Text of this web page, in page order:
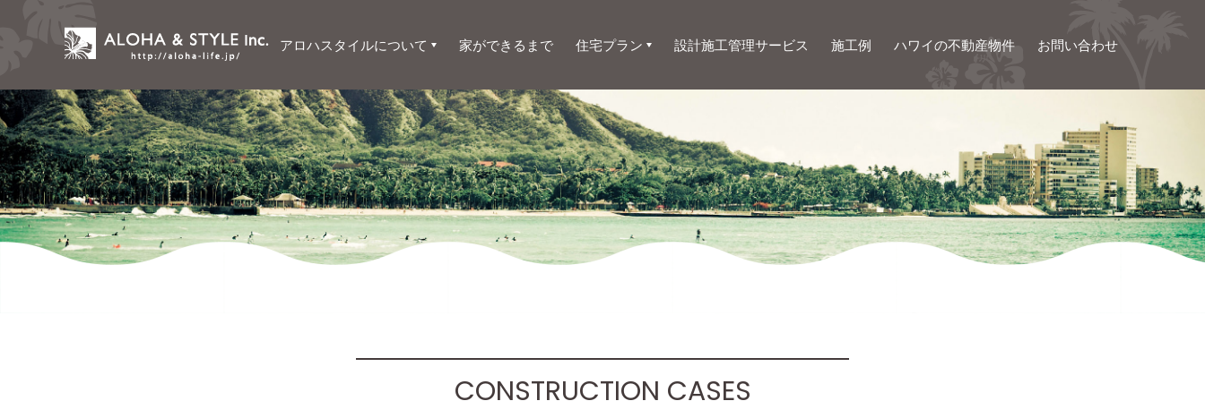
アロハスタイルについて 家ができるまで 住宅プラン 設計施工管理サービス 施工例 ハワイの不動産物件 お問い合わせ
CONSTRUCTION CASES